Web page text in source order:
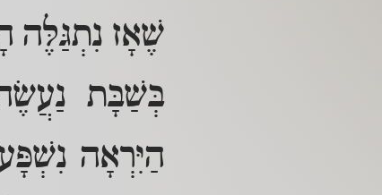
שֶׁאָז נִתְגַּלֶּה
בְּשַׁבָּת
הַיִּרְאָה